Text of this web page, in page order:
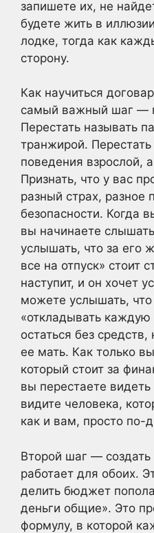
запишете их, не
будете жить в
лодке, тогда как
сторону.
Как научиться
самый важный шаг —
Перестать называть
транжирой.
поведения взрослой,
Признать, что у вас
разный страх, разное
безопасности. Когда
вы начинаете
услышать, что за его
все на отпуск» стоит
наступит, и он хочет
можете услышать,
«откладывать каждую
остаться без
ее мать. Как только
который стоит за
вы перестаете
видите человека,
как и вам, просто по-
Второй шаг — создать
работает для обоих.
делить бюджет
деньги общие». Это
формулу, в которой